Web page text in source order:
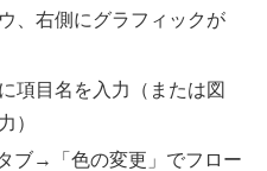
、右側にグラフィックが
項目名を入力（または図
）
ブ→「色の変更」でフロー